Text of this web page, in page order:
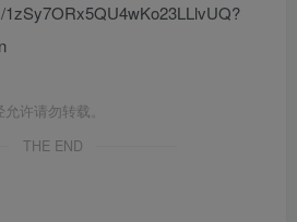
1zSy7ORx5QU4wKo23LLlvUQ?
许请勿转载。
THE END